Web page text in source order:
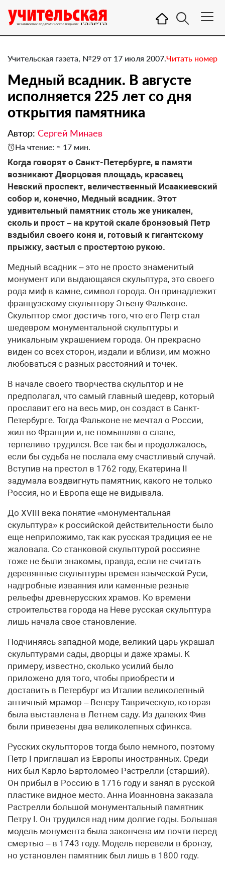
Учительская газета, №29 от 17 июля 2007.Читать номер
Медный всадник. В августе
исполняется 225 лет со дня
открытия памятника
Автор: Сергей Минаев
На чтение: ≈ 17 мин.
Когда говорят о Санкт-Петербурге, в памяти
возникают Дворцовая площадь, красавец
Невский проспект, величественный Исаакиевский
собор и, конечно, Медный всадник. Этот
удивительный памятник столь же уникален,
сколь и прост – на крутой скале бронзовый Петр
вздыбил своего коня и, готовый к гигантскому
прыжку, застыл с простертою рукою.
Медный всадник – это не просто знаменитый
монумент или выдающаяся скульптура, это своего
рода миф в камне, символ города. Он принадлежит
французскому скульптору Этьену Фальконе.
Скульптор смог достичь того, что его Петр стал
шедевром монументальной скульптуры и
уникальным украшением города. Он прекрасно
виден со всех сторон, издали и вблизи, им можно
любоваться с разных расстояний и точек.
В начале своего творчества скульптор и не
предполагал, что самый главный шедевр, который
прославит его на весь мир, он создаст в Санкт-
Петербурге. Тогда Фальконе не мечтал о России,
жил во Франции и, не помышляя о славе,
терпеливо трудился. Все так бы и продолжалось,
если бы судьба не послала ему счастливый случай.
Вступив на престол в 1762 году, Екатерина II
задумала воздвигнуть памятник, какого не только
Россия, но и Европа еще не видывала.
До ХVIII века понятие «монументальная
скульптура» к российской действительности было
еще неприложимо, так как русская традиция ее не
жаловала. Со станковой скульптурой россияне
тоже не были знакомы, правда, если не считать
деревянные скульптуры времен языческой Руси,
надгробные изваяния или каменные резные
рельефы древнерусских храмов. Ко времени
строительства города на Неве русская скульптура
лишь начала свое становление.
Подчиняясь западной моде, великий царь украшал
скульптурами сады, дворцы и даже храмы. К
примеру, известно, сколько усилий было
приложено для того, чтобы приобрести и
доставить в Петербург из Италии великолепный
античный мрамор – Венеру Таврическую, которая
была выставлена в Летнем саду. Из далеких Фив
были привезены два великолепных сфинкса.
Русских скульпторов тогда было немного, поэтому
Петр I приглашал из Европы иностранных. Среди
них был Карло Бартоломео Растрелли (старший).
Он прибыл в Россию в 1716 году и занял в русской
пластике видное место. Анна Иоанновна заказала
Растрелли большой монументальный памятник
Петру I. Он трудился над ним долгие годы. Большая
модель монумента была закончена им почти перед
смертью – в 1743 году. Модель перевели в бронзу,
но установлен памятник был лишь в 1800 году.